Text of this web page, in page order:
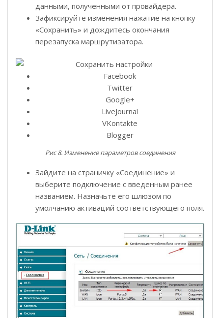
данными, полученными от провайдера.
Зафиксируйте изменения нажатие на кнопку
«Сохранить» и дождитесь окончания
перезапуска маршрутизатора.
Facebook
Twitter
Google+
LiveJournal
VKontakte
Blogger
Рис 8. Изменение параметров соединения
Зайдите на страничку «Соединение» и
выберите подключение с введенным ранее
названием. Назначьте его шлюзом по
умолчанию активаций соответствующего поля.